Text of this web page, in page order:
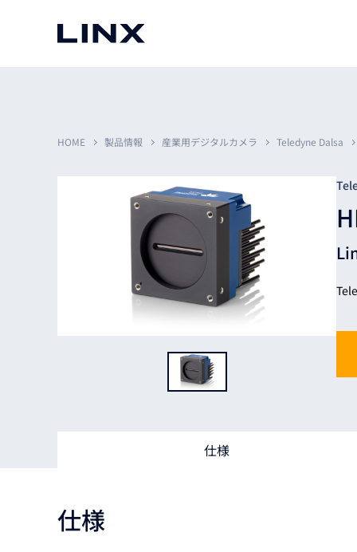
画像処理ソフトウェア
MVTec Software
HALCON
MERLIC
MVTec Software|DeepLearningTool
産業用デジタルカメラ
コードリーダ
3次元センサー
LMI Technologies
Allied Vision Konstanz
heliotis
無料2Dカメラデモ機貸
無料3Dセンサー計測評
無料コードリーダデモ
HOME 製品情報 産業用デジタルカメラ Teledyne Dalsa
仕様
仕様